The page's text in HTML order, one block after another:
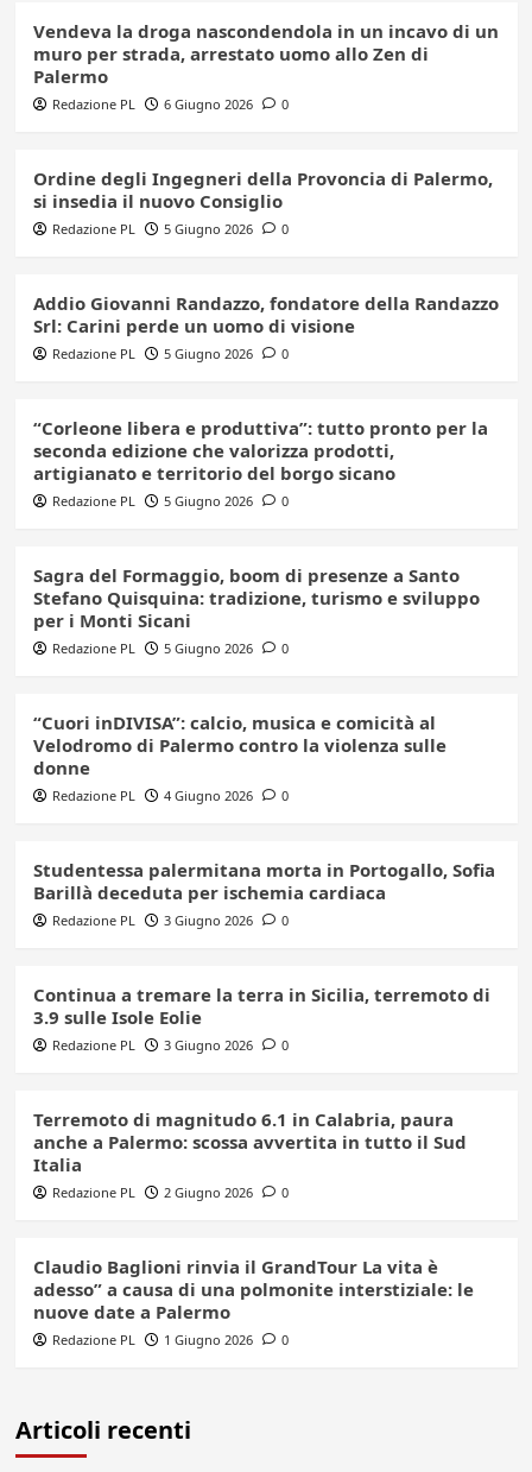
Vendeva la droga nascondendola in un incavo di un
muro per strada, arrestato uomo allo Zen di
Palermo
Redazione PL 6 Giugno 2026 0
Ordine degli Ingegneri della Provoncia di Palermo,
si insedia il nuovo Consiglio
Redazione PL 5 Giugno 2026 0
Addio Giovanni Randazzo, fondatore della Randazzo
Srl: Carini perde un uomo di visione
Redazione PL 5 Giugno 2026 0
“Corleone libera e produttiva”: tutto pronto per la
seconda edizione che valorizza prodotti,
artigianato e territorio del borgo sicano
Redazione PL 5 Giugno 2026 0
Sagra del Formaggio, boom di presenze a Santo
Stefano Quisquina: tradizione, turismo e sviluppo
per i Monti Sicani
Redazione PL 5 Giugno 2026 0
“Cuori inDIVISA”: calcio, musica e comicità al
Velodromo di Palermo contro la violenza sulle
donne
Redazione PL 4 Giugno 2026 0
Studentessa palermitana morta in Portogallo, Sofia
Barillà deceduta per ischemia cardiaca
Redazione PL 3 Giugno 2026 0
Continua a tremare la terra in Sicilia, terremoto di
3.9 sulle Isole Eolie
Redazione PL 3 Giugno 2026 0
Terremoto di magnitudo 6.1 in Calabria, paura
anche a Palermo: scossa avvertita in tutto il Sud
Italia
Redazione PL 2 Giugno 2026 0
Claudio Baglioni rinvia il GrandTour La vita è
adesso” a causa di una polmonite interstiziale: le
nuove date a Palermo
Redazione PL 1 Giugno 2026 0
Articoli recenti